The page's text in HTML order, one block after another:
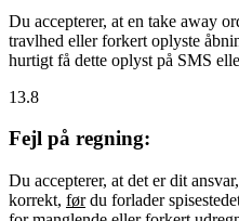
Du accepterer, at en take away
travlhed eller forkert oplyste
hurtigt få dette oplyst på SMS
13.8
Fejl på regning:
Du accepterer, at det er dit
korrekt, førdu forlader